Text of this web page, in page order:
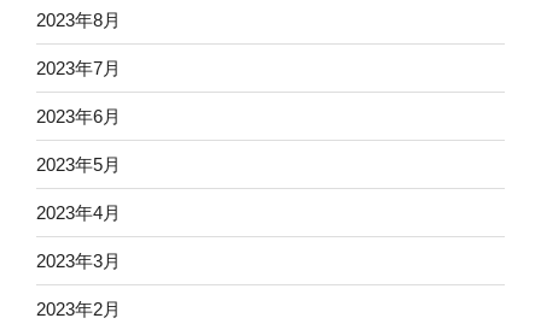
2023年8月
2023年7月
2023年6月
2023年5月
2023年4月
2023年3月
2023年2月